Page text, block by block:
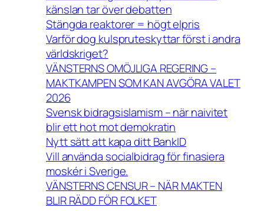
känslan tar över debatten
Stängda reaktorer = högt elpris
Varför dog kulspruteskyttar först i andra
världskriget?
VÄNSTERNS OMÖJLIGA REGERING –
MAKTKAMPEN SOM KAN AVGÖRA VALET
2026
Svensk bidragsislamism – när naivitet
blir ett hot mot demokratin
Nytt sätt att kapa ditt BankID
Vill använda socialbidrag för finasiera
moskér i Sverige.
VÄNSTERNS CENSUR – NÄR MAKTEN
BLIR RÄDD FÖR FOLKET